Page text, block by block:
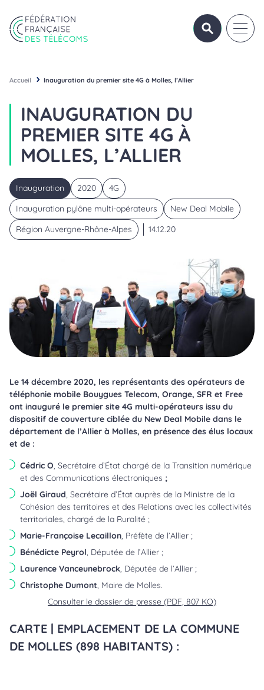
OUVRIR/
Accueil Inauguration du premier site 4G à Molles, l’Allier
INAUGURATION DU
PREMIER SITE 4G À
MOLLES, L’ALLIER
Inauguration 2020
4G
Inauguration pylône multi-opérateurs
New Deal Mobile
Région Auvergne-Rhône-Alpes
14.12.20
Le 14 décembre 2020, les représentants des opérateurs de
téléphonie mobile Bouygues Telecom, Orange, SFR et Free
ont inauguré le premier site 4G multi-opérateurs issu du
dispositif de couverture ciblée du New Deal Mobile dans le
département de l’Allier à Molles, en présence des élus locaux
et de :
Cédric O, Secrétaire d’État chargé de la Transition numérique
et des Communications électroniques ;
Joël Giraud, Secrétaire d’État auprès de la Ministre de la
Cohésion des territoires et des Relations avec les collectivités
territoriales, chargé de la Ruralité ;
Marie-Françoise Lecaillon, Préfète de l’Allier ;
Bénédicte Peyrol, Députée de l’Allier ;
Laurence Vanceunebrock, Députée de l’Allier ;
Christophe Dumont, Maire de Molles.
Consulter le dossier de presse (PDF, 807 KO)
CARTE | EMPLACEMENT DE LA COMMUNE
DE MOLLES (898 HABITANTS) :